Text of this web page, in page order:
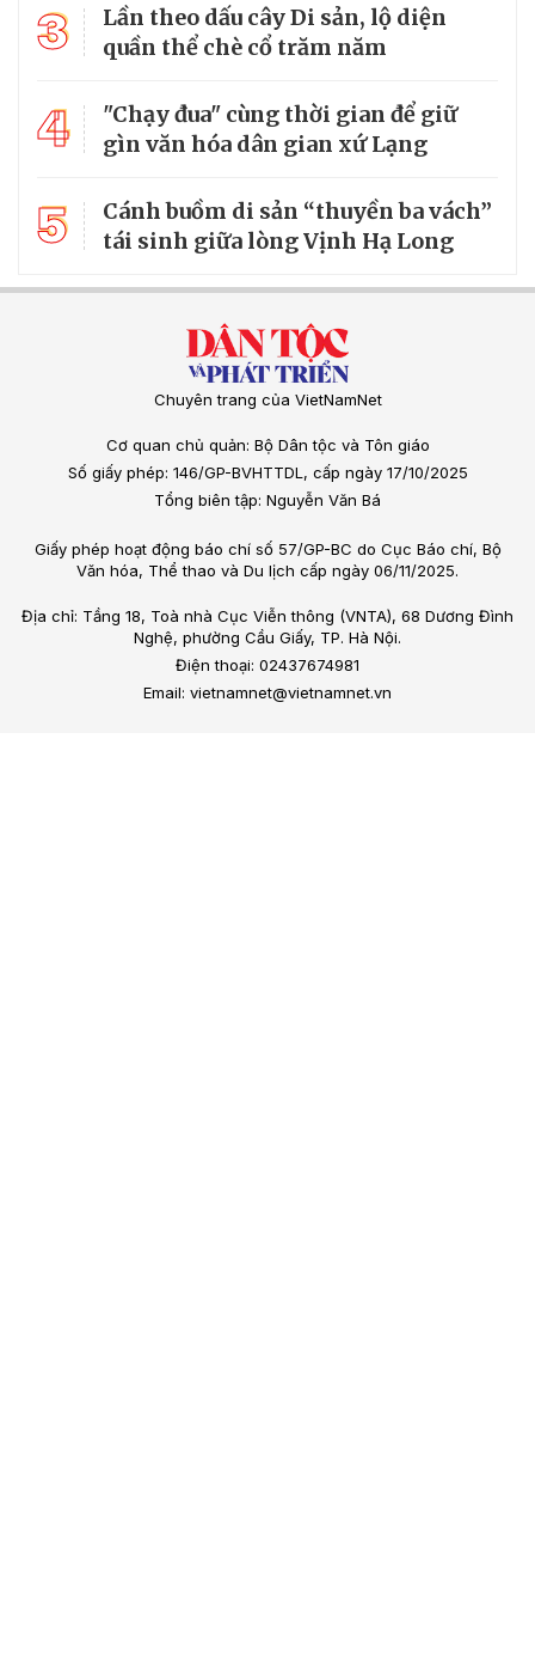
3
Lần theo dấu cây Di sản, lộ diện
quần thể chè cổ trăm năm
4
"Chạy đua" cùng thời gian để giữ
gìn văn hóa dân gian xứ Lạng
5
Cánh buồm di sản “thuyền ba vách”
tái sinh giữa lòng Vịnh Hạ Long
Chuyên trang của VietNamNet
Cơ quan chủ quản: Bộ Dân tộc và Tôn giáo
Số giấy phép: 146/GP-BVHTTDL, cấp ngày 17/10/2025
Tổng biên tập: Nguyễn Văn Bá
Giấy phép hoạt động báo chí số 57/GP-BC do Cục Báo chí, Bộ
Văn hóa, Thể thao và Du lịch cấp ngày 06/11/2025.
Địa chỉ: Tầng 18, Toà nhà Cục Viễn thông (VNTA), 68 Dương Đình
Nghệ, phường Cầu Giấy, TP. Hà Nội.
Điện thoại: 02437674981
Email: vietnamnet@vietnamnet.vn